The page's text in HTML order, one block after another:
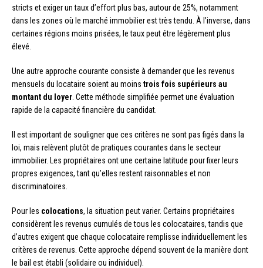
stricts et exiger un taux d’effort plus bas, autour de 25%, notamment
dans les zones où le marché immobilier est très tendu. À l’inverse, dans
certaines régions moins prisées, le taux peut être légèrement plus
élevé.
Une autre approche courante consiste à demander que les revenus
mensuels du locataire soient au moins trois fois supérieurs au
montant du loyer . Cette méthode simplifiée permet une évaluation
rapide de la capacité financière du candidat.
Il est important de souligner que ces critères ne sont pas figés dans la
loi, mais relèvent plutôt de pratiques courantes dans le secteur
immobilier. Les propriétaires ont une certaine latitude pour fixer leurs
propres exigences, tant qu’elles restent raisonnables et non
discriminatoires.
Pour les colocations, la situation peut varier. Certains propriétaires
considèrent les revenus cumulés de tous les colocataires, tandis que
d’autres exigent que chaque colocataire remplisse individuellement les
critères de revenus. Cette approche dépend souvent de la manière dont
le bail est établi (solidaire ou individuel).